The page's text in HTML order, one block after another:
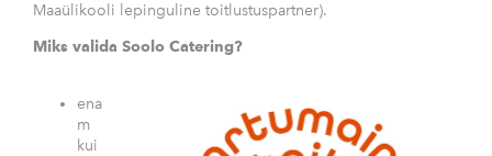
Maaülikooli lepinguline toitlustuspartner).
Miks valida Soolo Catering?
ena
m
kui